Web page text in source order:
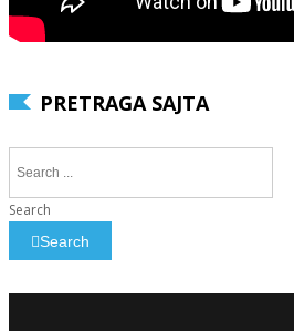
PRETRAGA SAJTA
Search
Search